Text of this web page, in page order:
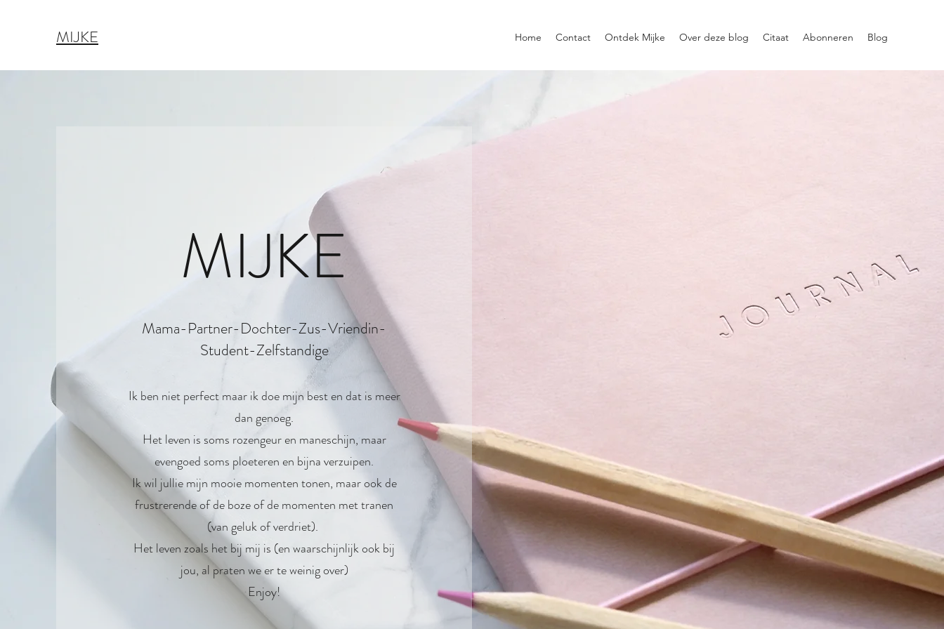
MIJKE Home Contact Ontdek Mijke Over deze blog Citaat Abonneren Blog
MIJKE
Mama-Partner-Dochter-Zus-Vriendin-
Student-Zelfstandige
Ik ben niet perfect maar ik doe mijn best en dat is meer
dan genoeg.
Het leven is soms rozengeur en maneschijn, maar
evengoed soms ploeteren en bijna verzuipen.
Ik wil jullie mijn mooie momenten tonen, maar ook de
frustrerende of de boze of de momenten met tranen
(van geluk of verdriet).
Het leven zoals het bij mij is (en waarschijnlijk ook bij
jou, al praten we er te weinig over)
Enjoy!